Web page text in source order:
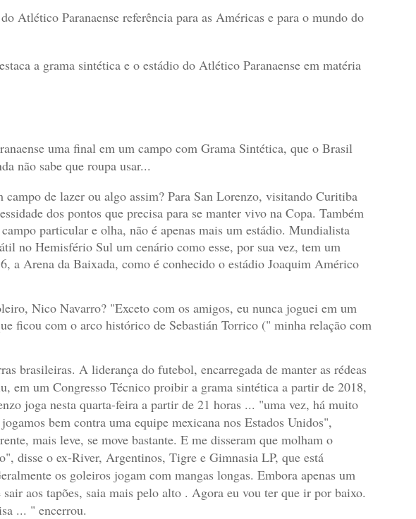
Atlético Paranaense referência para as Américas e para o mundo do
a grama sintética e o estádio do Atlético Paranaense em matéria
uma final em um campo com Grama Sintética, que o Brasil
não sabe que roupa usar...
de lazer ou algo assim? Para San Lorenzo, visitando Curitiba
dos pontos que precisa para se manter vivo na Copa. Também
particular e olha, não é apenas mais um estádio. Mundialista
no Hemisfério Sul um cenário como esse, por sua vez, tem um
a Arena da Baixada, como é conhecido o estádio Joaquim Américo
Nico Navarro? "Exceto com os amigos, eu nunca joguei em um
ficou com o arco histórico de Sebastián Torrico (" minha relação com
brasileiras. A liderança do futebol, encarregada de manter as rédeas
em um Congresso Técnico proibir a grama sintética a partir de 2018,
joga nesta quarta-feira a partir de 21 horas ... "uma vez, há muito
bem contra uma equipe mexicana nos Estados Unidos",
mais leve, se move bastante. E me disseram que molham o
disse o ex-River, Argentinos, Tigre e Gimnasia LP, que está
os goleiros jogam com mangas longas. Embora apenas um
aos tapões, saia mais pelo alto . Agora eu vou ter que ir por baixo.
... " encerrou.